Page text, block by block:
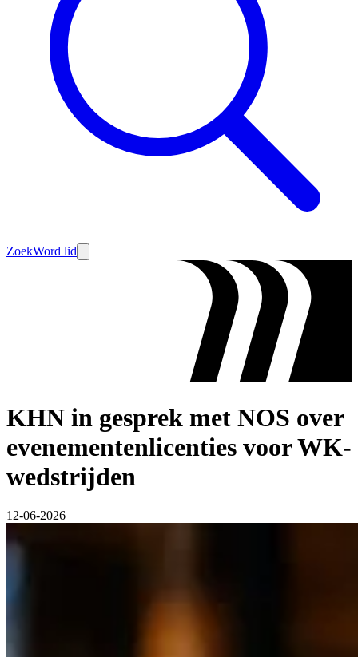
ZoekWord lid
KHN in gesprek met NOS over
evenementenlicenties voor WK-
wedstrijden
12-06-2026